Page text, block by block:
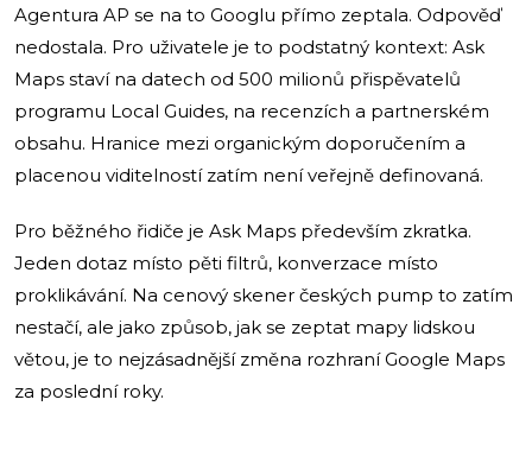
Agentura AP se na to Googlu přímo zeptala. Odpověď
nedostala. Pro uživatele je to podstatný kontext: Ask
Maps staví na datech od 500 milionů přispěvatelů
programu Local Guides, na recenzích a partnerském
obsahu. Hranice mezi organickým doporučením a
placenou viditelností zatím není veřejně definovaná.
Pro běžného řidiče je Ask Maps především zkratka.
Jeden dotaz místo pěti filtrů, konverzace místo
proklikávání. Na cenový skener českých pump to zatím
nestačí, ale jako způsob, jak se zeptat mapy lidskou
větou, je to nejzásadnější změna rozhraní Google Maps
za poslední roky.